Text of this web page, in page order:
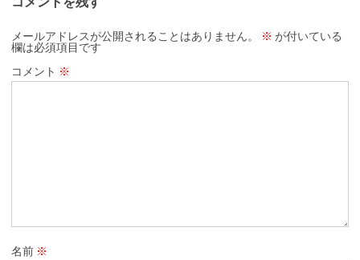
メールアドレスが公開されることはありません。 ※ が付いている
欄は必須項目です
コメント ※
名前 ※